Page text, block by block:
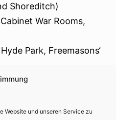
Website und unseren Service zu
Shoreditch)
War Rooms,
Park, Freemasons‘
of London
„Rudolf Wacker“ und